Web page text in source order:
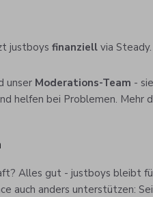
justboys finanziell via
unser Moderations-Team -
helfen bei Problemen. Mehr
Alles gut - justboys bleibt
auch anders unterstützen: